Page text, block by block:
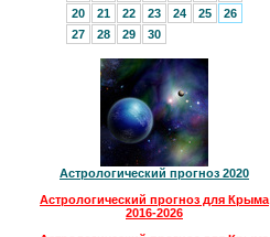
20
21 22 23 24 25
26
27
28 29 30
Астрологический прогноз 2020
Астрологический прогноз для Крыма
2016-2026